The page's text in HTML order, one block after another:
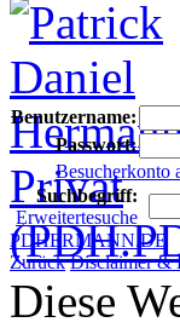
Benutzername:
Passwort:
Besucherkonto
Suchbegriff:
Erweitertesuche
PDHERMANN.DE
Zurück Disclaimer &
Diese